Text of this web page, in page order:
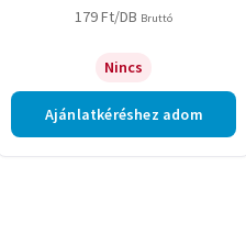
179Ft/DB Bruttó
Nincs
Ajánlatkéréshez adom